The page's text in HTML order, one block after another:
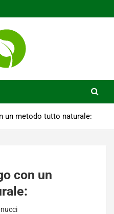
un metodo tutto naturale:
con un